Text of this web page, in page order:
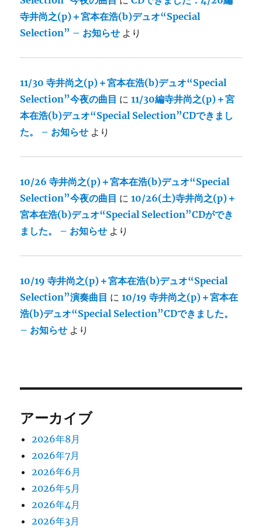
寺井尚之(p)＋宮本在浩(b)デュオ“Special
Selection” – お知らせ より
11/30 寺井尚之(p)＋宮本在浩(b)デュオ“Special
Selection”今夜の曲目 に11/30編寺井尚之(p)＋宮
本在浩(b)デュオ“Special Selection”CDできまし
た。 – お知らせ より
10/26 寺井尚之(p)＋宮本在浩(b)デュオ“Special
Selection”今夜の曲目 に10/26(土)寺井尚之(p)＋
宮本在浩(b)デュオ“Special Selection”CDができ
ました。 – お知らせ より
10/19 寺井尚之(p)＋宮本在浩(b)デュオ“Special
Selection”演奏曲目 に10/19 寺井尚之(p)＋宮本在
浩(b)デュオ“Special Selection”CDできました。
– お知らせ より
アーカイブ
2026年8月
2026年7月
2026年6月
2026年5月
2026年4月
2026年3月